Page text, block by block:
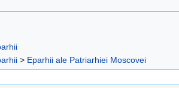
> Eparhii ale Patriarhiei Moscovei